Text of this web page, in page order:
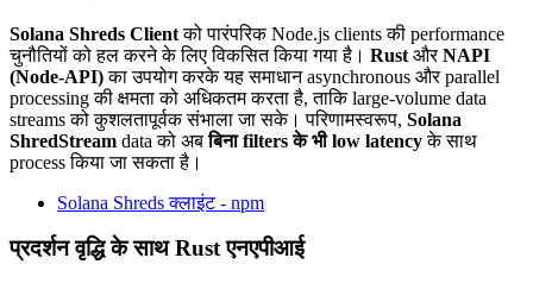
Solana Shreds Clientको पारंपरिक Node.js clients की performance
चुनौतियों को हल करने के लिए विकसित किया गया है। Rust औरNAPI
(Node-API)का उपयोग करके यह समाधान asynchronous और parallel
processing की क्षमता को अधिकतम करता है, ताकि large-volume data
streams को कुशलतापूर्वक संभाला जा सके। परिणामस्वरूप, Solana
ShredStream data को अबबिना filters के भी low latencyके साथ
process किया जा सकता है।
Solana Shreds क्लाइंट - npm
प्रदर्शन वृद्धि के साथ Rust एनएपीआई